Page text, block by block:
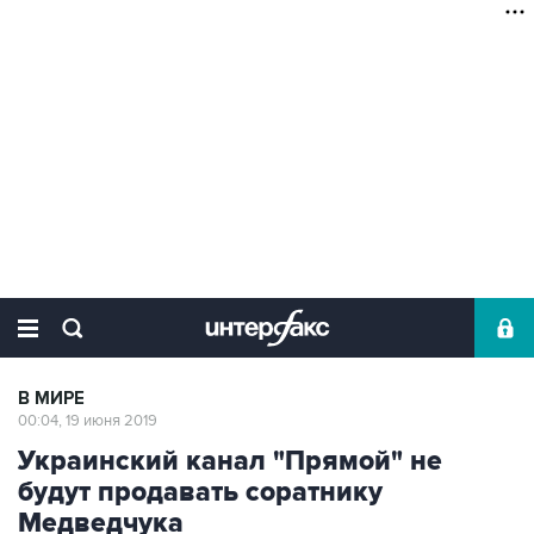
В МИРЕ
00:04, 19 июня 2019
Украинский канал "Прямой" не
будут продавать соратнику
Медведчука